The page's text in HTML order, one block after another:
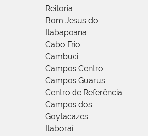
Reitoria
Bom Jesus do
Itabapoana
Cabo Frio
Cambuci
Campos Centro
Campos Guarus
Centro de Referência
Campos dos
Goytacazes
Itaboraí